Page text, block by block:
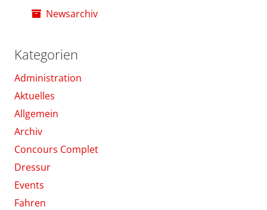
Newsarchiv
Kategorien
Administration
Aktuelles
Allgemein
Archiv
Concours Complet
Dressur
Events
Fahren